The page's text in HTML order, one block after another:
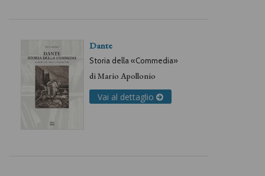
Dante
Storia della «Commedia»
diMario Apollonio
Vai al dettaglio